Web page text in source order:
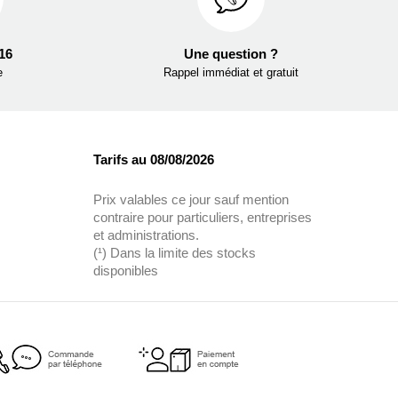
Une question ?
Rappel immédiat et gratuit
Tarifs au 08/08/2026
Prix valables ce jour sauf mention
contraire pour particuliers, entreprises
et administrations.
(¹) Dans la limite des stocks
disponibles